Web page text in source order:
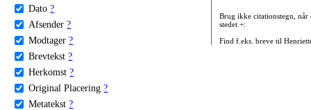
Dato ?
Afsender ?
Modtager ?
Brevtekst ?
Herkomst ?
Original Placering ?
Metatekst ?
Brug ikke citationstegn, når
stedet +:
Find f.eks. breve til